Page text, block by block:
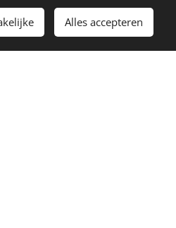
aan de winkelwagen
Alles accepteren